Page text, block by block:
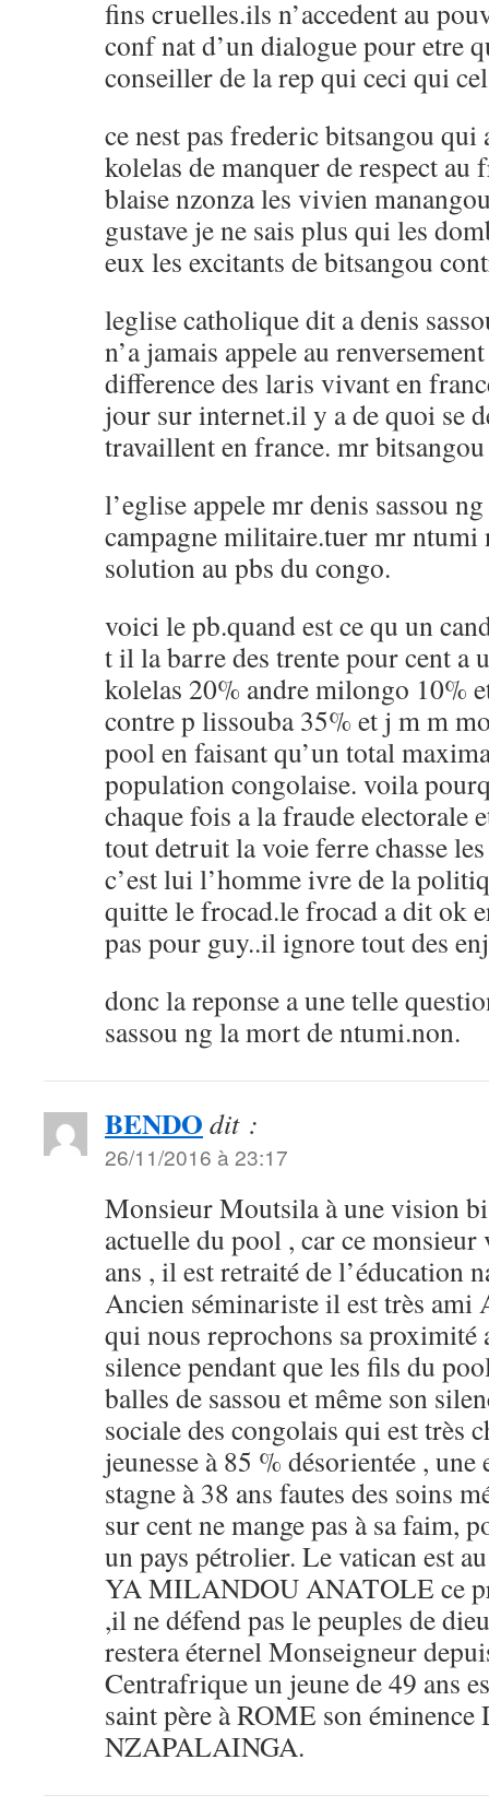
fins cruelles.ils n’accedent au
conf nat d’un dialogue pour etre
conseiller de la rep qui ceci qui
ce nest pas frederic bitsangou qui
kolelas de manquer de respect au
blaise nzonza les vivien
gustave je ne sais plus qui les
eux les excitants de bitsangou
leglise catholique dit a denis
n’a jamais appele au
difference des laris vivant en
jour sur internet.il y a de quoi se
travaillent en france. mr
l’eglise appele mr denis sassou
campagne militaire.tuer mr ntumi
solution au pbs du congo.
voici le pb.quand est ce qu un
t il la barre des trente pour cent a
kolelas 20% andre milongo 10%
contre p lissouba 35% et j m m
pool en faisant qu’un total
population congolaise. voila
chaque fois a la fraude electorale
tout detruit la voie ferre chasse
c’est lui l’homme ivre de la
quitte le frocad.le frocad a dit ok
pas pour guy..il ignore tout des
donc la reponse a une telle
sassou ng la mort de ntumi.non.
BENDO dit :
26/11/2016 à 23:17
Monsieur Moutsila à une vision
actuelle du pool , car ce
ans , il est retraité de l’éducation
Ancien séminariste il est très ami
qui nous reprochons sa proximité
silence pendant que les fils du
balles de sassou et même son
sociale des congolais qui est très
jeunesse à 85 % désorientée ,
stagne à 38 ans fautes des soins
sur cent ne mange pas à sa faim,
un pays pétrolier. Le vatican est
YA MILANDOU ANATOLE ce
,il ne défend pas le peuples de
restera éternel Monseigneur
Centrafrique un jeune de 49 ans
saint père à ROME son éminence
NZAPALAINGA.